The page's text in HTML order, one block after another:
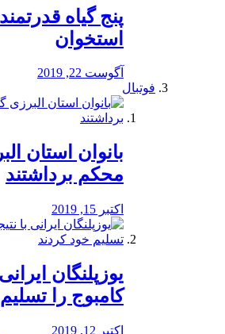
پنج گیاه
استخوان
آگوست 22, 2019
فوتبال
بانوان استان
محكم برداشتند
اکتبر 15, 2019
یوزپلنگان
کامبوج را
اکتبر 12, 2019